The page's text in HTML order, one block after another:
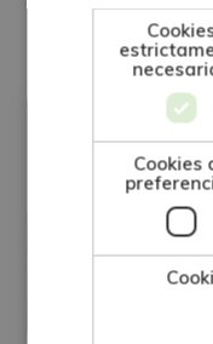
Otras
Cookies